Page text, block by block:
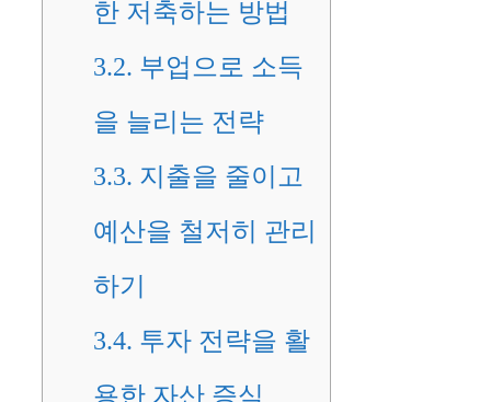
한 저축하는 방법
3.2. 부업으로 소득
을 늘리는 전략
3.3. 지출을 줄이고
예산을 철저히 관리
하기
3.4. 투자 전략을 활
용한 자산 증식